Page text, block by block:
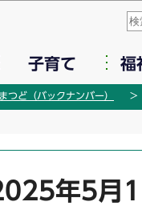
この
子育て 福
つど（バックナンバー）
年5月1